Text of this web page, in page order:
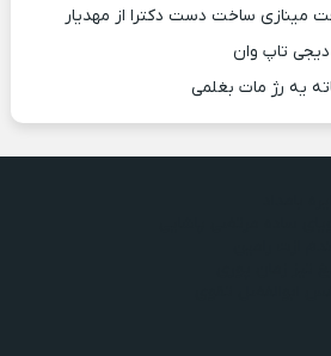
مینازی ساخت دست دکترا از مهدیار
ديجی تاپ وان
یه رژ مات بغلمی